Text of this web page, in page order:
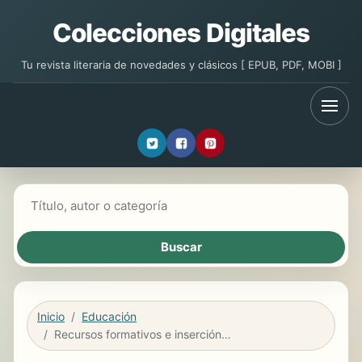
Colecciones Digitales
Tu revista literaria de novedades y clásicos [ EPUB, PDF, MOBI ]
Inicio
Educación
Recursos formativos e inserción laboral de jóvenes